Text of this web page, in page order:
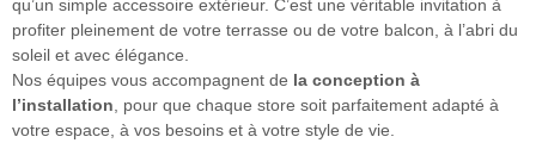
qu’un simple accessoire extérieur. C’est une véritable invitation à
profiter pleinement de votre terrasse ou de votre balcon, à l’abri du
soleil et avec élégance.
Nos équipes vous accompagnent de la conception à
l’installation , pour que chaque store soit parfaitement adapté à
votre espace, à vos besoins et à votre style de vie.